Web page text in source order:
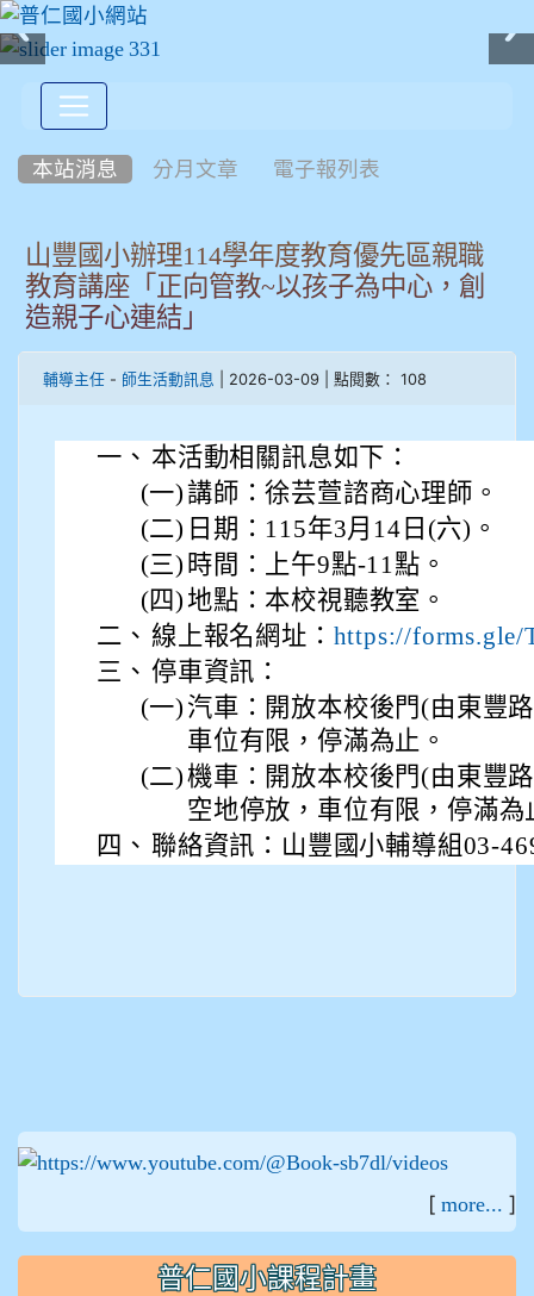
本站消息 分月文章 電子報列表
山豐國小辦理114學年度教育優先區親職
教育講座「正向管教~以孩子為中心，創
造親子心連結」
輔導主任 - 師生活動訊息 | 2026-03-09 | 點閱數： 108
一、 本活動相關訊息如下：
(一)講師：徐芸萱諮商心理師。
(二) 日期：115年3月14日(六)。
(三) 時間：上午9點-11點。
(四)地點：本校視聽教室。
二、 線上報名網址： https://forms.gle/
三、 停車資訊：
(一) 汽車：開放本校後門(由東豐
車位有限，停滿為止。
(二)機車：開放本校後門(由東豐
空地停放，車位有限，停滿為
四、 聯絡資訊：山豐國小輔導組03-
[ more... ]
普仁國小課程計畫